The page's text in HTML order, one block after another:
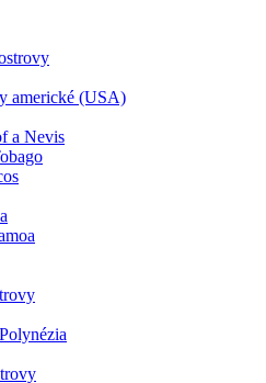
americké (USA)
a Nevis